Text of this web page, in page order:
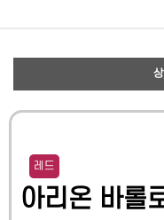
레드
아리온 바롤